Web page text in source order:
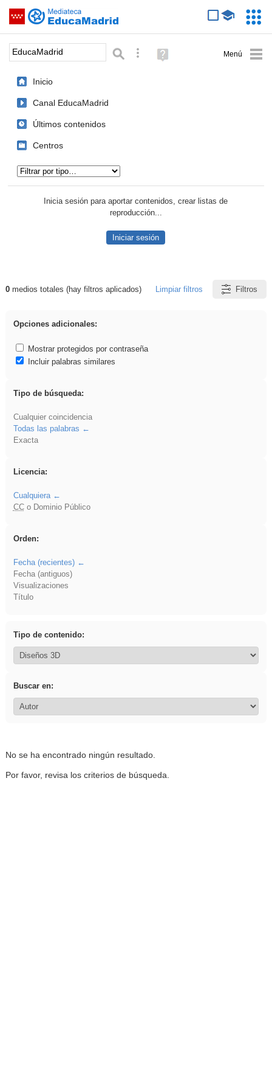
Saltar navegación
Palabra o frase: Búsqueda avanzada
Ayuda
(en
Inicio
Canal EducaMadrid
Últimos contenidos
Centros
Inicia sesión para aportar contenidos, crear listas de
reproducción...
Iniciar sesión
Resultados de: EducaMadrid
0medios totales (hay filtros aplicados) Limpiar filtros Filtros
Opciones adicionales:
Mostrar protegidos por contraseña
Incluir palabras similares
Tipo de búsqueda:
Cualquier coincidencia
Todas las palabras
Exacta
Licencia:
Cualquiera
CCo Dominio Público
Orden:
Fecha (recientes)
Fecha (antiguos)
Visualizaciones
Título
Tipo de contenido:
Buscar en:
No se ha encontrado ningún resultado.
Por favor, revisa los criterios de búsqueda.